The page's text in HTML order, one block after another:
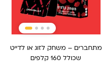
מתחברים – משחק לזוג או לדייט
שכולל 160 קלפים